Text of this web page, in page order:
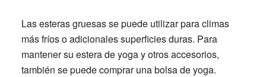
Las esteras gruesas se puede utilizar para climas
más fríos o adicionales superficies duras. Para
mantener su estera de yoga y otros accesorios,
también se puede comprar una bolsa de yoga.